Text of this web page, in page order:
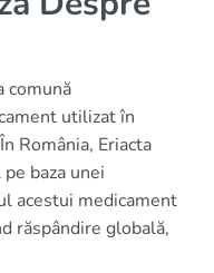
comună
utilizat în
România, Eriacta
baza unei
acestui medicament
răspândire globală,